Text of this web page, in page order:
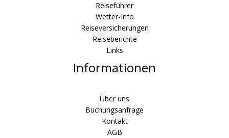
Reiseführer
Wetter-Info
Reiseversicherungen
Reiseberichte
Links
Informationen
Über uns
Buchungsanfrage
Kontakt
AGB